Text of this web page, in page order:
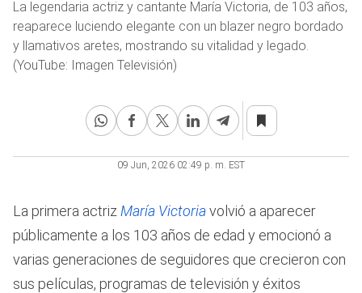
La legendaria actriz y cantante María Victoria, de 103 años,
reaparece luciendo elegante con un blazer negro bordado
y llamativos aretes, mostrando su vitalidad y legado.
(YouTube: Imagen Televisión)
09 Jun, 2026 02:49 p. m. EST
La primera actriz María Victoriavolvió a aparecer
públicamente a los 103 años de edad y emocionó a
varias generaciones de seguidores que crecieron con
sus películas, programas de televisión y éxitos